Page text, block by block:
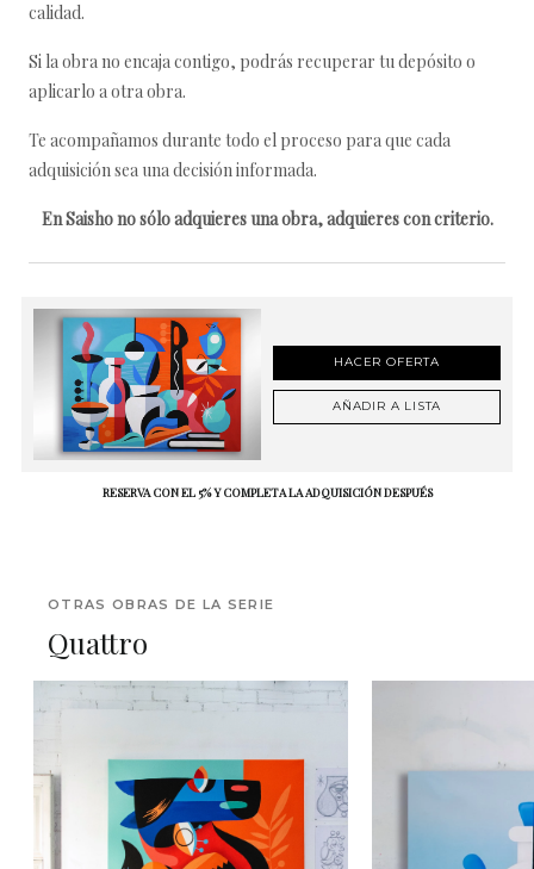
calidad.
Si la obra no encaja contigo, podrás recuperar tu depósito o
aplicarlo a otra obra.
Te acompañamos durante todo el proceso para que cada
adquisición sea una decisión informada.
En Saisho no sólo adquieres una obra, adquieres con criterio.
HACER OFERTA
AÑADIR A LISTA
RESERVA CON EL 5% Y COMPLETA LA ADQUISICIÓN DESPUÉS
OTRAS OBRAS DE LA SERIE
Quattro